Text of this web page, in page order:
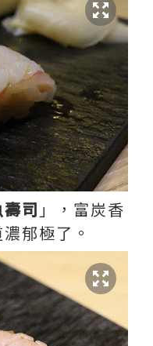
司 」，富炭香
郁極了。